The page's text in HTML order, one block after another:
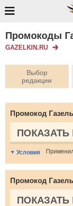
Промокоды
GAZELKIN.RU
Выбор
редакции
Промокод
ПОКАЗАТЬ
Условия
Промокод
ПОКАЗАТЬ